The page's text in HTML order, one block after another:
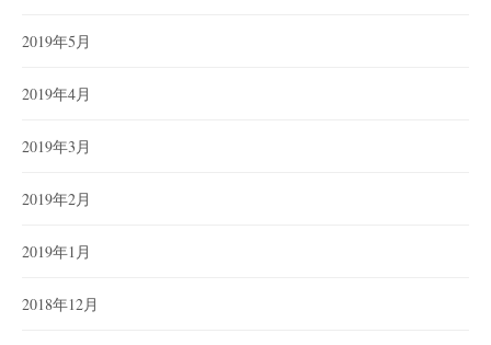
2019年5月
2019年4月
2019年3月
2019年2月
2019年1月
2018年12月